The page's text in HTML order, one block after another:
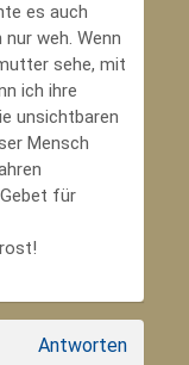
es auch
weh. Wenn
sehe, mit
ich ihre
unsichtbaren
Mensch
für
Antworten